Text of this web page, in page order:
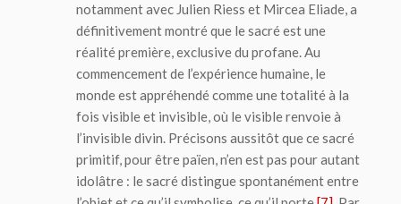
notamment avec Julien Riess et Mircea Eliade, a
définitivement montré que le sacré est une
réalité première, exclusive du profane. Au
commencement de l’expérience humaine, le
monde est appréhendé comme une totalité à la
fois visible et invisible, où le visible renvoie à
l’invisible divin. Précisons aussitôt que ce sacré
primitif, pour être païen, n’en est pas pour autant
idolâtre : le sacré distingue spontanément entre